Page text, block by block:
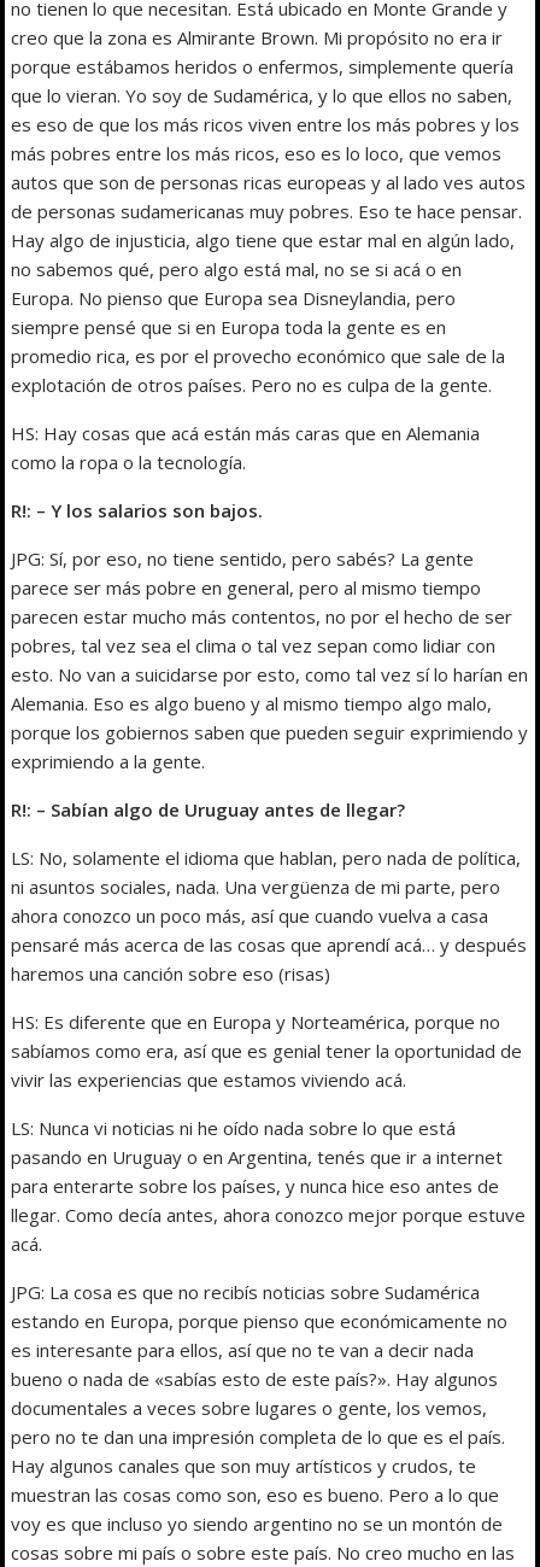
no tienen lo que necesitan. Está ubicado en Monte Grande y
creo que la zona es Almirante Brown. Mi propósito no era ir
porque estábamos heridos o enfermos, simplemente quería
que lo vieran. Yo soy de Sudamérica, y lo que ellos no saben,
es eso de que los más ricos viven entre los más pobres y los
más pobres entre los más ricos, eso es lo loco, que vemos
autos que son de personas ricas europeas y al lado ves autos
de personas sudamericanas muy pobres. Eso te hace pensar.
Hay algo de injusticia, algo tiene que estar mal en algún lado,
no sabemos qué, pero algo está mal, no se si acá o en
Europa. No pienso que Europa sea Disneylandia, pero
siempre pensé que si en Europa toda la gente es en
promedio rica, es por el provecho económico que sale de la
explotación de otros países. Pero no es culpa de la gente.
HS: Hay cosas que acá están más caras que en Alemania
como la ropa o la tecnología.
R!: – Y los salarios son bajos.
JPG: Sí, por eso, no tiene sentido, pero sabés? La gente
parece ser más pobre en general, pero al mismo tiempo
parecen estar mucho más contentos, no por el hecho de ser
pobres, tal vez sea el clima o tal vez sepan como lidiar con
esto. No van a suicidarse por esto, como tal vez sí lo harían en
Alemania. Eso es algo bueno y al mismo tiempo algo malo,
porque los gobiernos saben que pueden seguir exprimiendo y
exprimiendo a la gente.
R!: – Sabían algo de Uruguay antes de llegar?
LS: No, solamente el idioma que hablan, pero nada de política,
ni asuntos sociales, nada. Una vergüenza de mi parte, pero
ahora conozco un poco más, así que cuando vuelva a casa
pensaré más acerca de las cosas que aprendí acá… y después
haremos una canción sobre eso (risas)
HS: Es diferente que en Europa y Norteamérica, porque no
sabíamos como era, así que es genial tener la oportunidad de
vivir las experiencias que estamos viviendo acá.
LS: Nunca vi noticias ni he oído nada sobre lo que está
pasando en Uruguay o en Argentina, tenés que ir a internet
para enterarte sobre los países, y nunca hice eso antes de
llegar. Como decía antes, ahora conozco mejor porque estuve
acá.
JPG: La cosa es que no recibís noticias sobre Sudamérica
estando en Europa, porque pienso que económicamente no
es interesante para ellos, así que no te van a decir nada
bueno o nada de «sabías esto de este país?». Hay algunos
documentales a veces sobre lugares o gente, los vemos,
pero no te dan una impresión completa de lo que es el país.
Hay algunos canales que son muy artísticos y crudos, te
muestran las cosas como son, eso es bueno. Pero a lo que
voy es que incluso yo siendo argentino no se un montón de
cosas sobre mi país o sobre este país. No creo mucho en las